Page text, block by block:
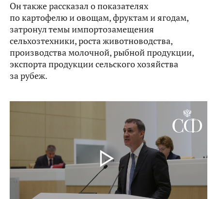
Он также рассказал о показателях
по картофелю и овощам, фруктам и ягодам,
затронул темы импортозамещения
сельхозтехники, роста животноводства,
производства молочной, рыбной продукции,
экспорта продукции сельского хозяйства
за рубеж.